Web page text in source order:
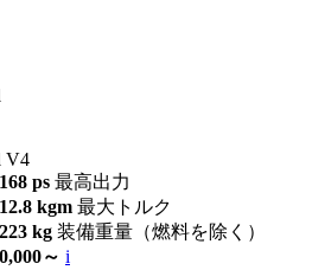
V4
168 ps 最高出力
12.8 kgm 最大トルク
223 kg 装備重量（燃料を除く）
～ i